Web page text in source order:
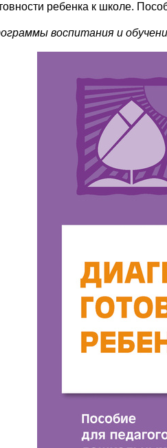
ребенка к школе.
воспитания и